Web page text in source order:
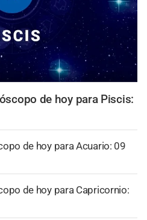
de hoy para Piscis:
de hoy para Acuario: 09
de hoy para Capricornio: